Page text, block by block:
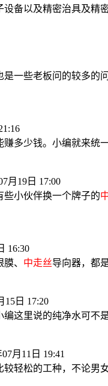
备以及精密治具及精
一些老板问的较多的
赚多少钱。小编就来统
月19日 17:00
些小伙伴换一个牌子的
16:30
、 中走丝导向器，都
15日 17:20
这里说的纯净水可不
07月11日 19:41
轻松的工种，不论男